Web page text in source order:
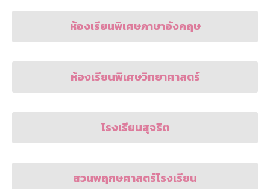
ห้องเรียนพิเศษภาษาอังกฤษ
ห้องเรียนพิเศษวิทยาศาสตร์
โรงเรียนสุจริต
สวนพฤกษศาสตร์โรงเรียน